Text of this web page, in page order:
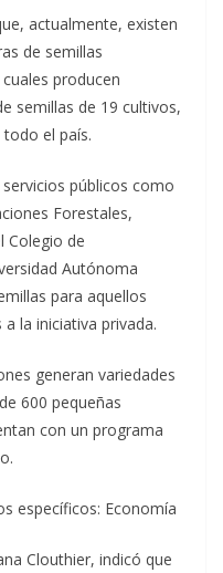
actualmente, existen
de semillas
producen
semillas de 19 cultivos,
el país.
públicos como
Forestales,
Colegio de
Autónoma
para aquellos
la iniciativa privada.
generan variedades
600 pequeñas
con un programa
específicos: Economía
Clouthier, indicó que